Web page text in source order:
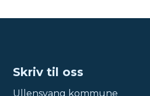
Skriv til oss
Ullensvang kommune